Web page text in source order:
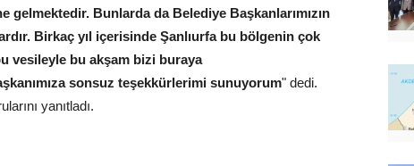
gelmektedir. Bunlarda da Belediye Başkanlarımızın
Birkaç yıl içerisinde Şanlıurfa bu bölgenin çok
vesileyle bu akşam bizi buraya
sonsuz teşekkürlerimi sunuyorum" dedi.
yanıtladı.